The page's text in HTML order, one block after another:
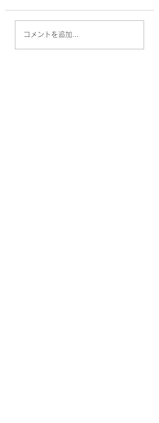
高血圧ってどうしたら
良いの？
コメントを追加…